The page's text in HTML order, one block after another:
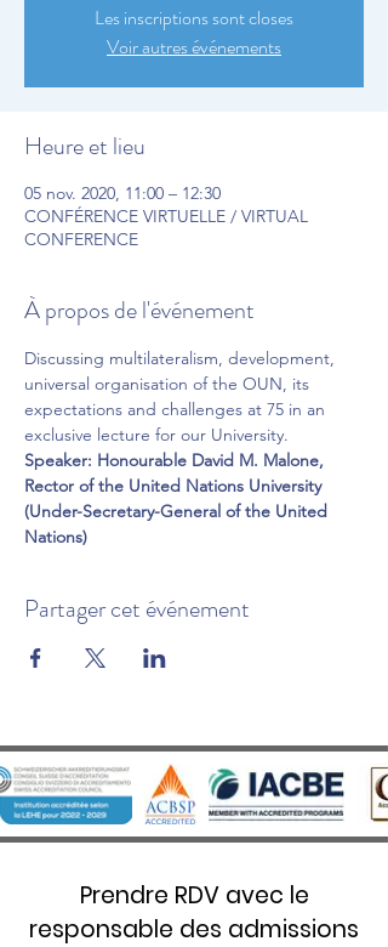
Les inscriptions sont closes
Voir autres événements
Heure et lieu
05 nov. 2020, 11:00 – 12:30
CONFÉRENCE VIRTUELLE / VIRTUAL
CONFERENCE
À propos de l'événement
Discussing multilateralism, development,
universal organisation of the OUN, its
expectations and challenges at 75 in an
exclusive lecture for our University.
Speaker: Honourable David M. Malone,
Rector of the United Nations University
(Under-Secretary-General of the United
Nations)
Partager cet événement
Prendre RDV avec le
responsable des admissions